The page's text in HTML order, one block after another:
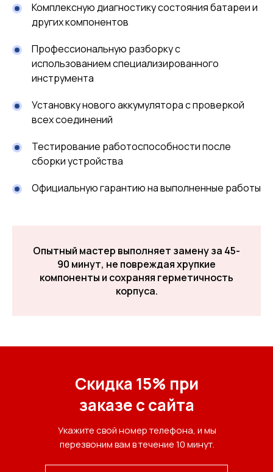
Комплексную диагностику состояния батареи и
других компонентов
Профессиональную разборку с
использованием специализированного
инструмента
Установку нового аккумулятора с проверкой
всех соединений
Тестирование работоспособности после
сборки устройства
Официальную гарантию на выполненные работы
Опытный мастер выполняет замену за 45-
90 минут, не повреждая хрупкие
компоненты и сохраняя герметичность
корпуса.
Скидка 15% при
заказе с сайта
Укажите свой номер телефона, и мы
перезвоним вам в течение 10 минут.